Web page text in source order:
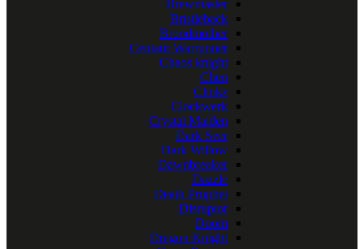
Brewmaster
Bristleback
Broodmother
Centaur Warrunner
Chaos knight
Chen
Clinkz
Clockwerk
Crystal Maiden
Dark Seer
Dark Willow
Dawnbreaker
Dazzle
Death Prophet
Disruptor
Doom
Dragon Knight